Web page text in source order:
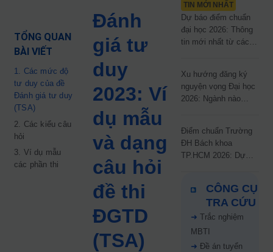
TỔNG QUAN
BÀI VIẾT
1. Các mức độ
tư duy của đề
Đánh giá tư duy
(TSA)
2. Các kiểu câu
hỏi
3. Ví dụ mẫu
các phần thi
Đánh
giá tư
duy
2023: Ví
dụ mẫu
và dạng
câu hỏi
đề thi
ĐGTD
(TSA)
TIN MỚI NHẤT
Dự báo điểm chuẩn
đại học 2026: Thông
tin mới nhất từ các
Xu hướng đăng ký
nguyện vọng Đại học
2026: Ngành nào
Điểm chuẩn Trường
ĐH Bách khoa
TP.HCM 2026: Dự
67%
CÔNG CỤ
TRA CỨU
➜ Trắc nghiệm
MBTI
➜ Đề án tuyển